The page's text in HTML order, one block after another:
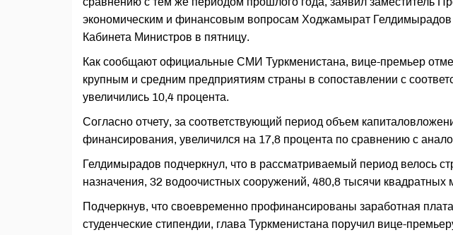
экономическим и финансовым вопросам Ходжамырат Гелдимырадов
Кабинета Министров в пятницу.
Как сообщают официальные СМИ Туркменистана, вице-премьер
крупным и средним предприятиям страны в сопоставлении с
увеличились 10,4 процента.
Согласно отчету, за соответствующий период объем
финансирования, увеличился на 17,8 процента по сравнению с
Гелдимырадов подчеркнул, что в рассматриваемый период велось
назначения, 32 водоочистных сооружений, 480,8 тысячи
Подчеркнув, что своевременно профинансированы заработная
студенческие стипендии, глава Туркменистана поручил вице-